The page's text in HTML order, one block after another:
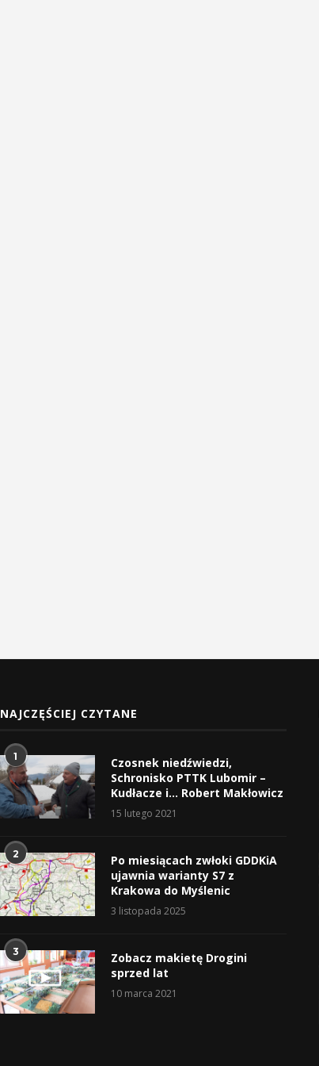
NAJCZĘŚCIEJ CZYTANE
1
Czosnek niedźwiedzi,
Schronisko PTTK Lubomir –
Kudłacze i… Robert Makłowicz
15 lutego 2021
2
Po miesiącach zwłoki GDDKiA
ujawnia warianty S7 z
Krakowa do Myślenic
3 listopada 2025
3
Zobacz makietę Drogini
sprzed lat
10 marca 2021